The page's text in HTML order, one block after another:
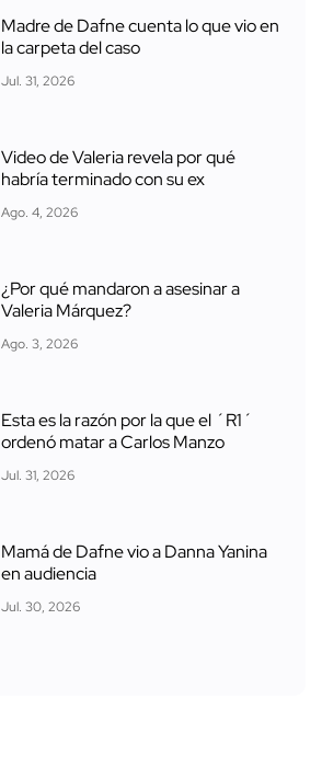
Madre de Dafne cuenta lo que vio en
la carpeta del caso
Jul. 31, 2026
Video de Valeria revela por qué
habría terminado con su ex
Ago. 4, 2026
¿Por qué mandaron a asesinar a
Valeria Márquez?
Ago. 3, 2026
Esta es la razón por la que el ´R1´
ordenó matar a Carlos Manzo
Jul. 31, 2026
Mamá de Dafne vio a Danna Yanina
en audiencia
Jul. 30, 2026